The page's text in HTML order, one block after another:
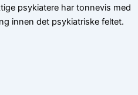
psykiatere har tonnevis med
innen det psykiatriske feltet.